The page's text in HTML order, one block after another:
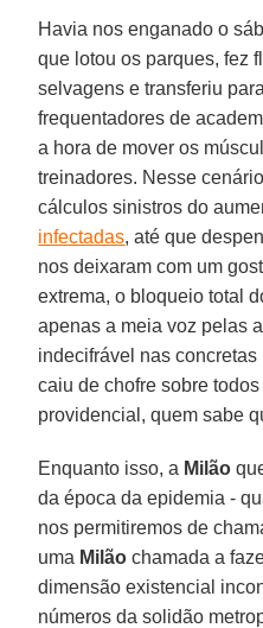
Havia nos enganado o
que lotou os parques, fez
selvagens e transferiu
frequentadores de
a hora de mover os
treinadores. Nesse
cálculos sinistros do
infectadas, até que
nos deixaram com um
extrema, o bloqueio total
apenas a meia voz pelas
indecifrável nas
caiu de chofre sobre
providencial, quem sabe
Enquanto isso, a Milão
da época da epidemia -
nos permitiremos de
uma Milão chamada a
dimensão existencial
números da solidão